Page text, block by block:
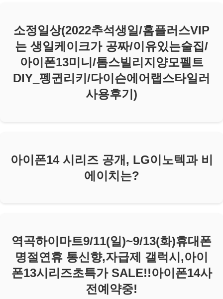
소정일상(2022추석생일/홈플러스VIP
는 생일케이크가 공짜/이유있는술집/
아이폰13미니/톰스빌리지양모펠트
DIY_펭귄리키/다이슨에어랩스타일러
사용후기)
아이폰14 시리즈 공개, LG이노텍과 비
에이치는?
역곡하이마트9/11(일)~9/13(화)휴대폰
명절연휴 통신향,자급제 갤럭시,아이
폰13시리즈초특가 SALE!!아이폰14사
전예약중!